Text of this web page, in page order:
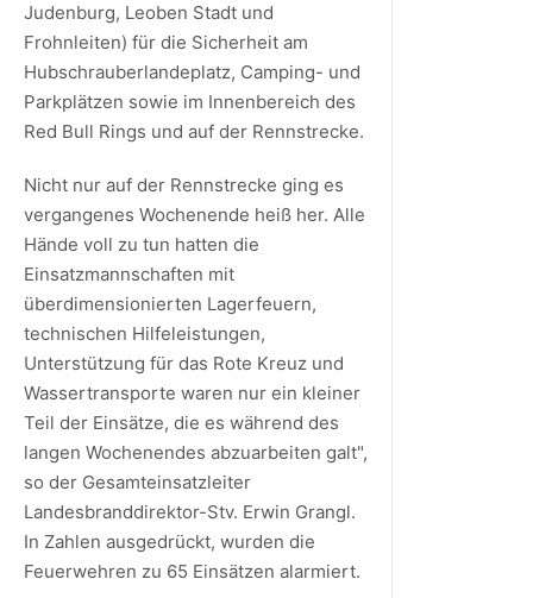
Judenburg, Leoben Stadt und
Frohnleiten) für die Sicherheit am
Hubschrauberlandeplatz, Camping- und
Parkplätzen sowie im Innenbereich des
Red Bull Rings und auf der Rennstrecke.
Nicht nur auf der Rennstrecke ging es
vergangenes Wochenende heiß her. Alle
Hände voll zu tun hatten die
Einsatzmannschaften mit
überdimensionierten Lagerfeuern,
technischen Hilfeleistungen,
Unterstützung für das Rote Kreuz und
Wassertransporte waren nur ein kleiner
Teil der Einsätze, die es während des
langen Wochenendes abzuarbeiten galt",
so der Gesamteinsatzleiter
Landesbranddirektor-Stv. Erwin Grangl.
In Zahlen ausgedrückt, wurden die
Feuerwehren zu 65 Einsätzen alarmiert.